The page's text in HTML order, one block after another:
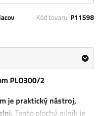
Kód tovaru: P11598
PLO300/2
je praktický nástroj,
Tento plochý pilník je